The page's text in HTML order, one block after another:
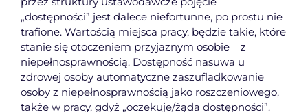
„dostępności” jest dalece niefortunne, po prostu nie
trafione. Wartością miejsca pracy, będzie takie, które
stanie się otoczeniem przyjaznym osobie z
niepełnosprawnością. Dostępność nasuwa u
zdrowej osoby automatyczne zaszufladkowanie
osoby z niepełnosprawnością jako roszczeniowego,
także w pracy, gdyż „oczekuje/żąda dostępności”.